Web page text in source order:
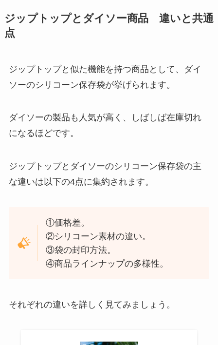
アクネマフラーはどこで買える？
ゴミ袋収納は100均のダイソーや
セリアで購入できる？レジ袋収納
ターで買える断熱材は何がある？
ペクチンの代用は何でできる？ゼ
はどこに売ってる？
ジップトップとダイソー商品 違いと共通
点
ジップトップと似た機能を持つ商品として、ダイ
ソーのシリコーン保存袋が挙げられます。
ダイソーの製品も人気が高く、しばしば在庫切れ
になるほどです。
ジップトップとダイソーのシリコーン保存袋の主
な違いは以下の4点に集約されます。
①価格差。
②シリコーン素材の違い。
③袋の封印方法。
④商品ラインナップの多様性。
それぞれの違いを詳しく見てみましょう。